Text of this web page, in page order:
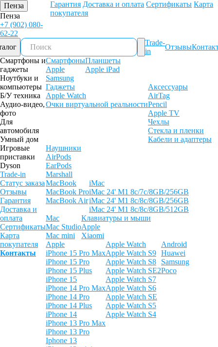
Пенза
Пенза
+7 (902) 080-
62-22
Гарантия Доставка и оплата Сертификаты Карта
покупателя
Trade-
in
Отзывы
Смартфоны и
гаджеты
Ноутбуки и
компьютеры
Б/У техника
Аудио-видео,
фото
Для
автомобиля
Умный дом
Игровые
приставки
Dyson
Trade-in
Статус заказа
Отзывы
Гарантия
Доставка и
оплата
Сертификаты
Карта
покупателя
Контакты
Смартфоны
Apple
Samsung
Планшеты
Apple iPad
Гаджеты
Apple Watch
Очки виртуальной реальности
Аксессуары
AirTag
Pencil
Apple TV
Чехлы
Стекла и пленки
Кабели и адаптеры
Наушники
AirPods
EarPods
Marshall
MacBook
MacBook Pro
MacBook Air
iMac
iMac 24' M1 8c/7c/8GB/256GB
iMac 24' M1 8c/8c/8GB/256GB
iMac 24' M1 8c/8c/8GB/512GB
Mac
Mac Studio
Mac mini
Клавиатуры и мыши
Apple
Xiaomi
Apple
iPhone 15 Pro Max
iPhone 15 Pro
iPhone 15 Plus
iPhone 15
iPhone 14 Pro Max
iPhone 14 Pro
iPhone 14 Plus
iPhone 14
iPhone 13 Pro Max
iPhone 13 Pro
Iphone 13
Apple Watch
Apple Watch S9
Apple Watch S8
Apple Watch SE2
Apple Watch S7
Apple Watch S6
Apple Watch SE
Apple Watch S5
Apple Watch S4
Android
Huawei
Samsung
Poco